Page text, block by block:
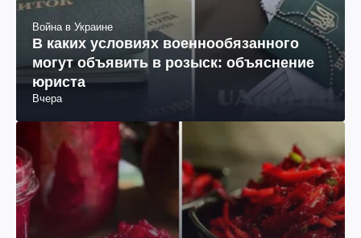
Война в Украине
В каких условиях военнообязанного
могут объявить в розыск: объяснение
юриста
Вчера